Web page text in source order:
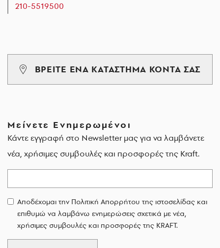
210-5519500
ΒΡΕΙΤΕ ΕΝΑ ΚΑΤΑΣΤΗΜΑ ΚΟΝΤΑ ΣΑΣ
Μείνετε Ενημερωμένοι
Κάντε εγγραφή στο Newsletter μας για να λαμβάνετε
νέα, χρήσιμες συμβουλές και προσφορές της Kraft.
Αποδέχομαι την Πολιτική Απορρήτου της ιστοσελίδας και
επιθυμώ να λαμβάνω ενημερώσεις σχετικά με νέα,
χρήσιμες συμβουλές και προσφορές της KRAFT.